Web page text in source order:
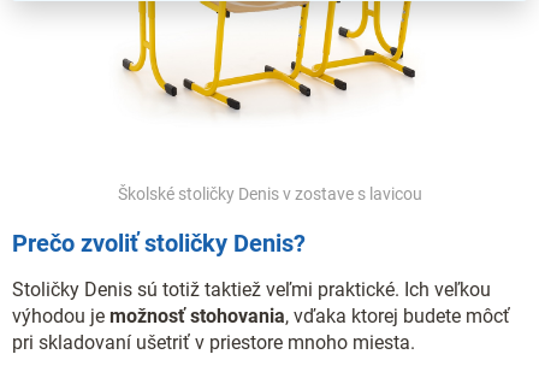
Školské stoličky Denis v zostave s lavicou
Prečo zvoliť stoličky Denis?
Stoličky Denis sú totiž taktiež veľmi praktické. Ich veľkou
výhodou je možnosť stohovania, vďaka ktorej budete môcť
pri skladovaní ušetriť v priestore mnoho miesta.